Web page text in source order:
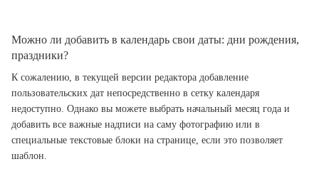
Можно ли добавить в календарь свои даты: дни рождения,
праздники?
К сожалению, в текущей версии редактора добавление
пользовательских дат непосредственно в сетку календаря
недоступно. Однако вы можете выбрать начальный месяц года и
добавить все важные надписи на саму фотографию или в
специальные текстовые блоки на странице, если это позволяет
шаблон.